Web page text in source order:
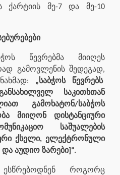
ქარტიის მე-7 და მე-10
წევრებმა მიიღეს
გამოვლენის შედეგად,
„საბჭოს წევრებს
საკითხთან
გამოხატონ/საბჭოს
მიიღონ დისტანციური
საშუალების
ქსელი, ელექტრონული
აუდიო ზარები]“.
როგორც